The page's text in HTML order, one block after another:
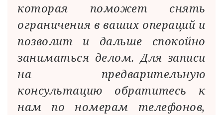
которая поможет снять
ограничения в ваших операций и
позволит и дальше спокойно
заниматься делом. Для записи
на предварительную
консультацию обратитесь к
нам по номерам телефонов,